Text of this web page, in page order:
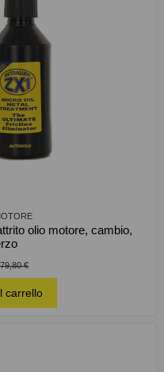
olio motore, cambio,
79,80 €
carrello